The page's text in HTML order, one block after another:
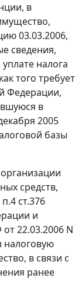
в
03.03.2006,
сведения,
налога
того требует
Федерации,
в
2005
базы
средств,
п.4 ст.376
и
22.03.2006 N
налоговую
в связи с
ранее